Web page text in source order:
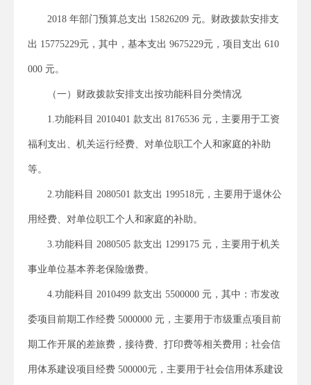
2018 年部门预算总支出 15826209 元。财政拨款安排支
出 15775229元，其中，基本支出 9675229元，项目支出 610
000 元。
（一）财政拨款安排支出按功能科目分类情况
1.功能科目 2010401 款支出 8176536 元，主要用于工资
福利支出、机关运行经费、对单位职工个人和家庭的补助
等。
2.功能科目 2080501 款支出 199518元，主要用于退休公
用经费、对单位职工个人和家庭的补助。
3.功能科目 2080505 款支出 1299175 元，主要用于机关
事业单位基本养老保险缴费。
4.功能科目 2010499 款支出 5500000 元，其中：市发改
委项目前期工作经费 5000000 元，主要用于市级重点项目前
期工作开展的差旅费，接待费、打印费等相关费用；社会信
用体系建设项目经费 500000元，主要用于社会信用体系建设